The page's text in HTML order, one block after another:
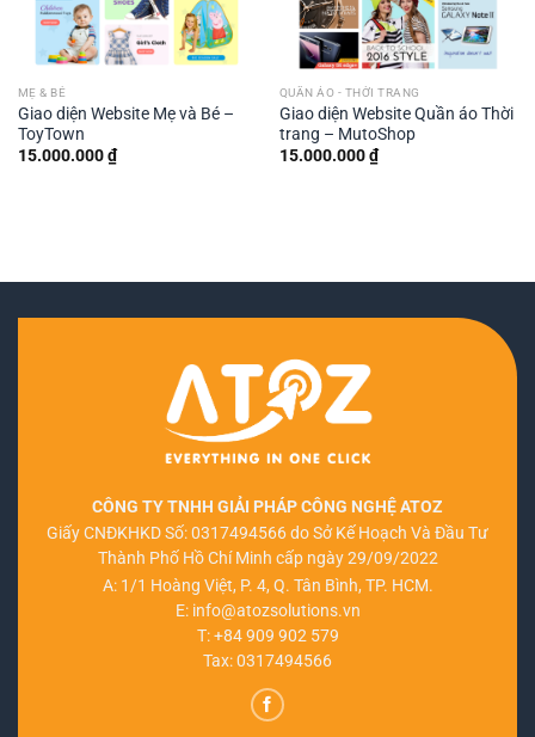
MẸ & BÉ
Giao diện Website Mẹ và Bé –
ToyTown
15.000.000₫
QUẦN ÁO - THỜI TRANG
Giao diện Website Quần áo Thời
trang – MutoShop
15.000.000₫
CÔNG TY TNHH GIẢI PHÁP CÔNG NGHỆ ATOZ
Giấy CNĐKHKD Số: 0317494566 do Sở Kế Hoạch Và Đầu Tư
Thành Phố Hồ Chí Minh cấp ngày 29/09/2022
A: 1/1 Hoàng Việt, P. 4, Q. Tân Bình, TP. HCM.
E: info@atozsolutions.vn
T:+84 909 902 579
Tax: 0317494566